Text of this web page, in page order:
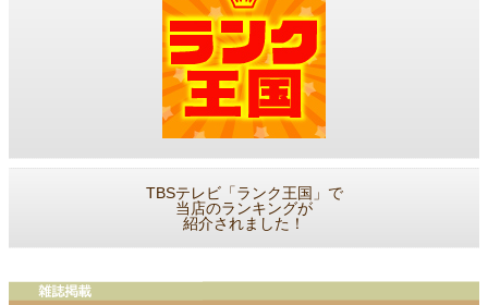
TBSテレビ「ランク王国」で
当店のランキングが
紹介されました！